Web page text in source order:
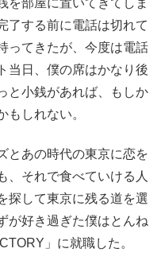
了する前に電話は切れて
ってきたが、今度は電話
当日、僕の席はかなり後
と小銭があれば、もしか
もしれない。
とあの時代の東京に恋を
、それで食べていける人
探して東京に残る道を選
が好き過ぎた僕はとんね
」に就職した。